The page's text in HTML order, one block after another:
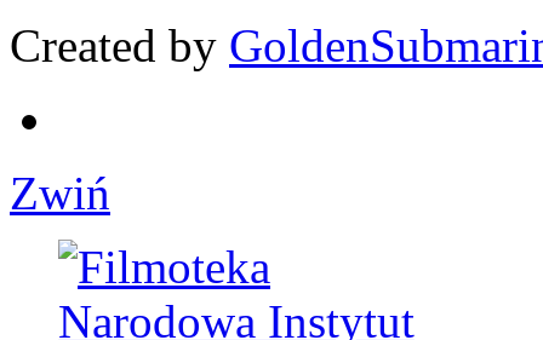
Created by
Zwiń